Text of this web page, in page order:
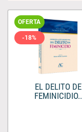
OFERTA
-18%
EL DELITO DE
FEMINICIDIO..